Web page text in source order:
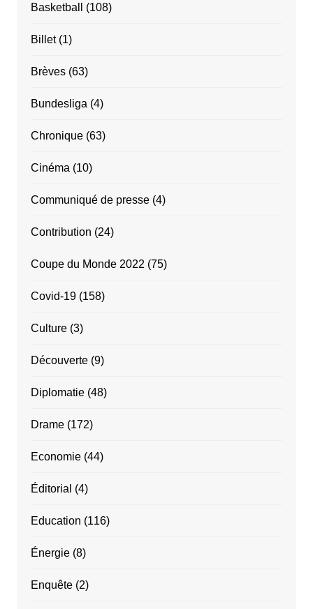
Basketball (108)
Billet(1)
Brèves(63)
Bundesliga (4)
Chronique(63)
Cinéma (10)
Communiqué de presse(4)
Contribution (24)
Coupe du Monde 2022 (75)
Covid-19(158)
Culture(3)
Découverte(9)
Diplomatie(48)
Drame(172)
Economie(44)
Éditorial (4)
Education (116)
Énergie(8)
Enquête(2)